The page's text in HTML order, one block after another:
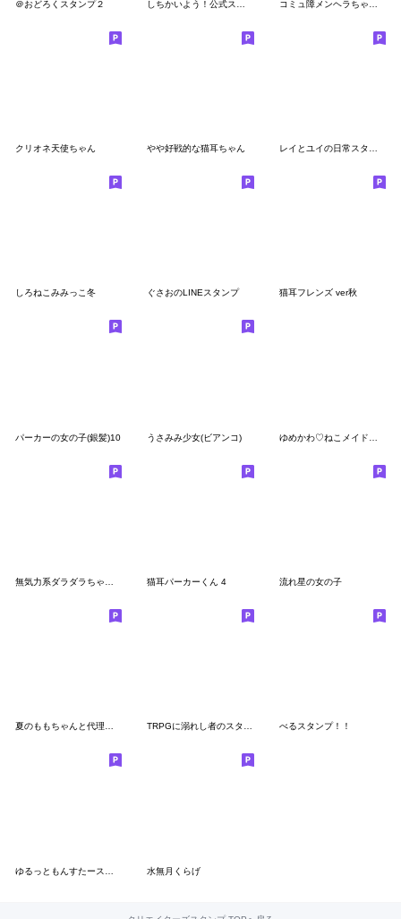
＠おどろくスタンプ２
クリオネ天使ちゃん やや好戦的な猫耳ちゃん
しろねこみみっこ冬 ぐさおのLINEスタンプ 猫耳フレンズ ver秋
パーカーの女の子(銀髪)10 うさみみ少女(ビアンコ)
猫耳パーカーくん 4 流れ星の女の子
夏のももちゃんと代理くん TRPGに溺れし者のスタンプ2【CoC】 べるスタンプ！！
水無月くらげ